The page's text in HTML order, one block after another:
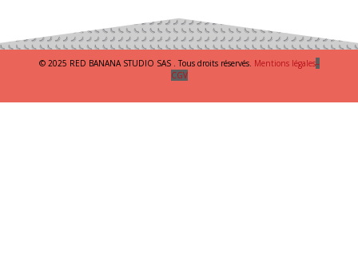
© 2025 RED BANANA STUDIO SAS . Tous droits réservés. Mentions légales–
CGV